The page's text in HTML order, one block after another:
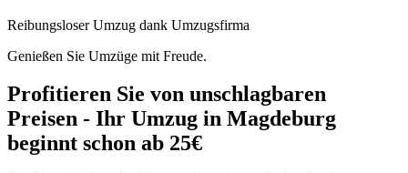
Reibungsloser Umzug dank Umzugsfirma
Genießen Sie Umzüge mit Freude.
Profitieren Sie von unschlagbaren
Preisen - Ihr Umzug in Magdeburg
beginnt schon ab 25€